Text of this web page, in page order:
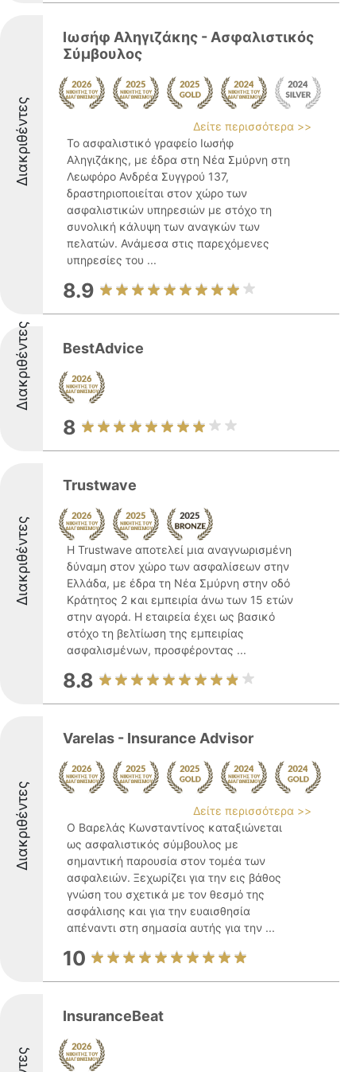
Διακριθέντες
Ιωσήφ Αληγιζάκης - Ασφαλιστικός
Σύμβουλος
Δείτε περισσότερα >>
Το ασφαλιστικό γραφείο Ιωσήφ
Αληγιζάκης, με έδρα στη Νέα Σμύρνη στη
Λεωφόρο Ανδρέα Συγγρού 137,
δραστηριοποιείται στον χώρο των
ασφαλιστικών υπηρεσιών με στόχο τη
συνολική κάλυψη των αναγκών των
πελατών. Ανάμεσα στις παρεχόμενες
υπηρεσίες του ...
8.9
Διακριθέντες BestAdvice
8
Διακριθέντες
Trustwave
Η Trustwave αποτελεί μια αναγνωρισμένη
δύναμη στον χώρο των ασφαλίσεων στην
Ελλάδα, με έδρα τη Νέα Σμύρνη στην οδό
Κράτητος 2 και εμπειρία άνω των 15 ετών
στην αγορά. Η εταιρεία έχει ως βασικό
στόχο τη βελτίωση της εμπειρίας
ασφαλισμένων, προσφέροντας ...
8.8
Διακριθέντες
Varelas - Insurance Advisor
Δείτε περισσότερα >>
Ο Βαρελάς Κωνσταντίνος καταξιώνεται
ως ασφαλιστικός σύμβουλος με
σημαντική παρουσία στον τομέα των
ασφαλειών. Ξεχωρίζει για την εις βάθος
γνώση του σχετικά με τον θεσμό της
ασφάλισης και για την ευαισθησία
απέναντι στη σημασία αυτής για την ...
10
InsuranceBeat